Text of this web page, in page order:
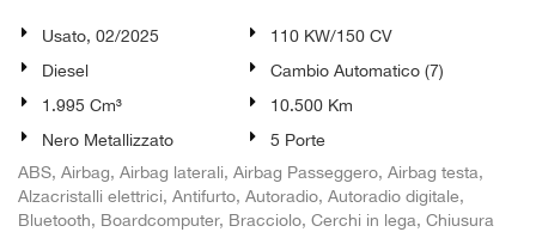
Usato, 02/2025
110 KW/150 CV
Diesel
Cambio Automatico (7)
1.995 Cm³
10.500 Km
Nero Metallizzato
5 Porte
ABS, Airbag, Airbag laterali, Airbag Passeggero, Airbag testa,
Alzacristalli elettrici, Antifurto, Autoradio, Autoradio digitale,
Bluetooth, Boardcomputer, Bracciolo, Cerchi in lega, Chiusura